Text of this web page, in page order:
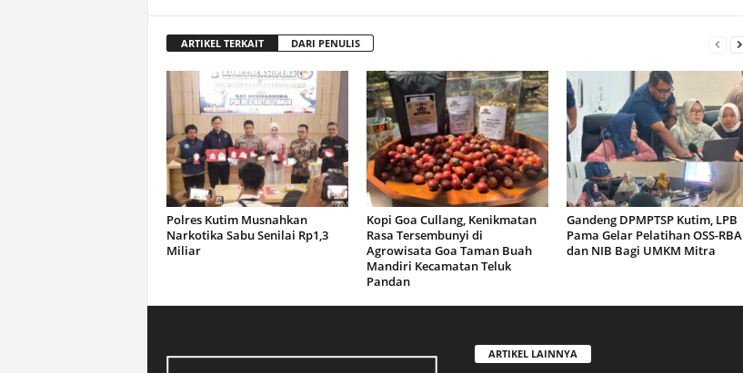
ARTIKEL TERKAIT DARI PENULIS
Polres Kutim Musnahkan
Narkotika Sabu Senilai Rp1,3
Miliar
Kopi Goa Cullang, Kenikmatan
Rasa Tersembunyi di
Agrowisata Goa Taman Buah
Mandiri Kecamatan Teluk
Pandan
Gandeng DPMPTSP Kutim, LPB
Pama Gelar Pelatihan OSS-RBA
dan NIB Bagi UMKM Mitra
ARTIKEL LAINNYA